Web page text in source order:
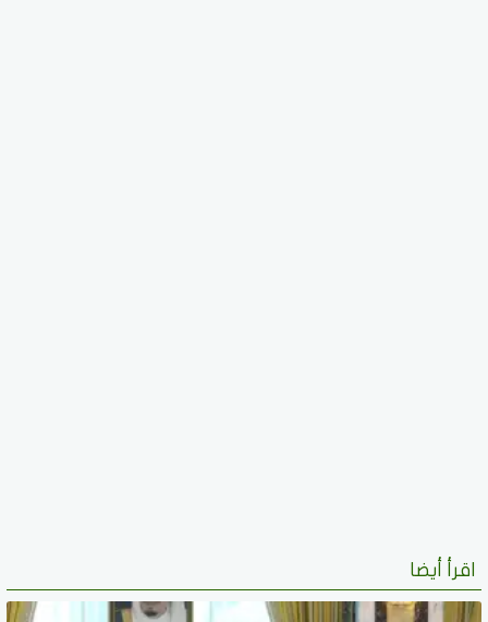
اقرأ أيضا